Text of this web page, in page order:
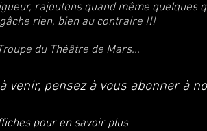
rajoutons quand même quelques
rien, bien au contraire !!!
du Théâtre de Mars...
pensez à vous abonner à
pour en savoir plus